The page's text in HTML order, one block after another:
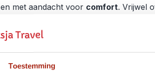
Toestemming
en met aandacht voor comfort. Vrijwel
van glas tot
de warmwaterbronnen van je luxe
Titicacameer en reis je langs dorpjes en